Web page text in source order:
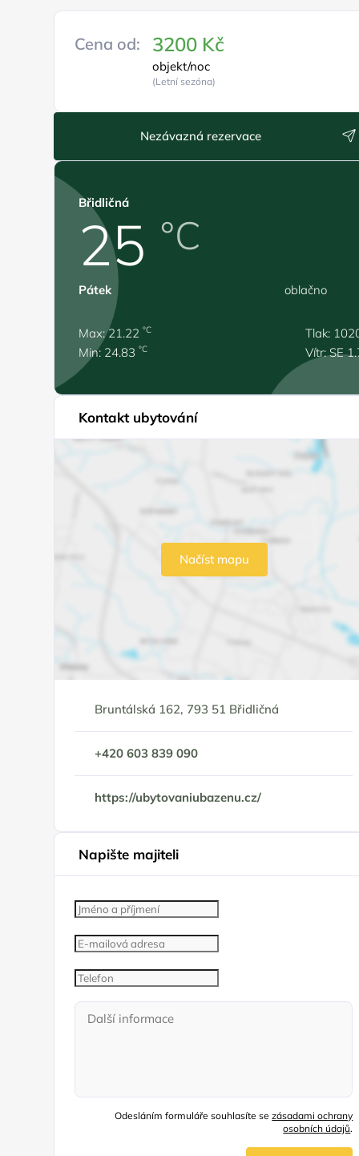
Cena od: 3200 Kč
objekt/noc
(Letní sezóna)
Nezávazná rezervace
Břidličná
25 °C
Pátek oblačno
Max: 21.22°C
Min: 24.83°C
Tlak:
Vítr: SE
Kontakt ubytování
Načíst mapu
Bruntálská 162, 793 51 Břidličná
+420 603 839 090
https://ubytovaniubazenu.cz/
Napište majiteli
Odesláním formuláře souhlasíte sezásadami ochrany
osobních údajů.